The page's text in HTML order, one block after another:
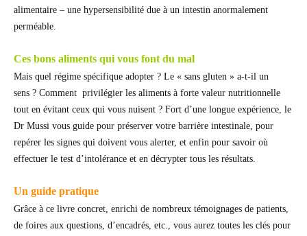
alimentaire – une hypersensibilité due à un intestin anormalement
perméable.
Ces bons aliments qui vous font du mal
Mais quel régime spécifique adopter ? Le « sans gluten » a-t-il un
sens ? Comment privilégier les aliments à forte valeur nutritionnelle
tout en évitant ceux qui vous nuisent ? Fort d’une longue expérience, le
Dr Mussi vous guide pour préserver votre barrière intestinale, pour
repérer les signes qui doivent vous alerter, et enfin pour savoir où
effectuer le test d’intolérance et en décrypter tous les résultats.
Un guide pratique
Grâce à ce livre concret, enrichi de nombreux témoignages de patients,
de foires aux questions, d’encadrés, etc., vous aurez toutes les clés pour